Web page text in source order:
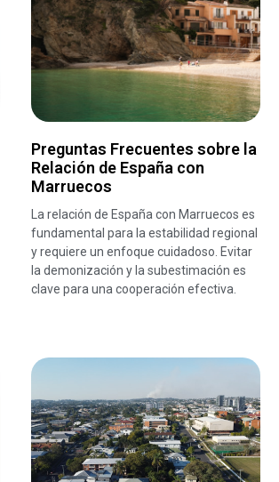
Preguntas Frecuentes sobre la
Relación de España con
Marruecos
La relación de España con Marruecos es
fundamental para la estabilidad regional
y requiere un enfoque cuidadoso. Evitar
la demonización y la subestimación es
clave para una cooperación efectiva.